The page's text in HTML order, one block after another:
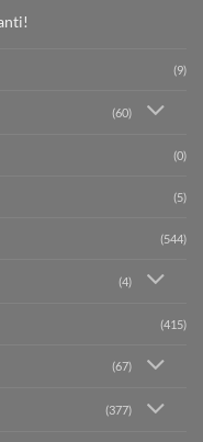
(9)
(60)
(0)
(5)
(544)
(4)
(415)
(67)
(377)